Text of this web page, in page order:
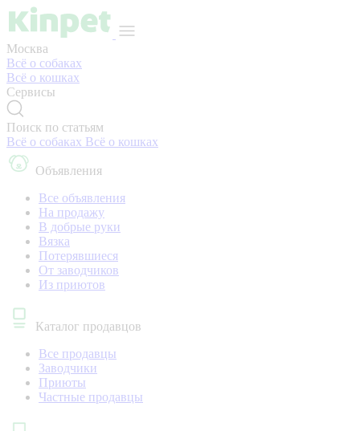
Москва
Всё о собаках
Всё о кошках
Сервисы
Поиск по статьям
Всё о собаках Всё о кошках
Объявления
Все объявления
На продажу
В добрые руки
Вязка
Потерявшиеся
От заводчиков
Из приютов
Каталог продавцов
Все продавцы
Заводчики
Приюты
Частные продавцы